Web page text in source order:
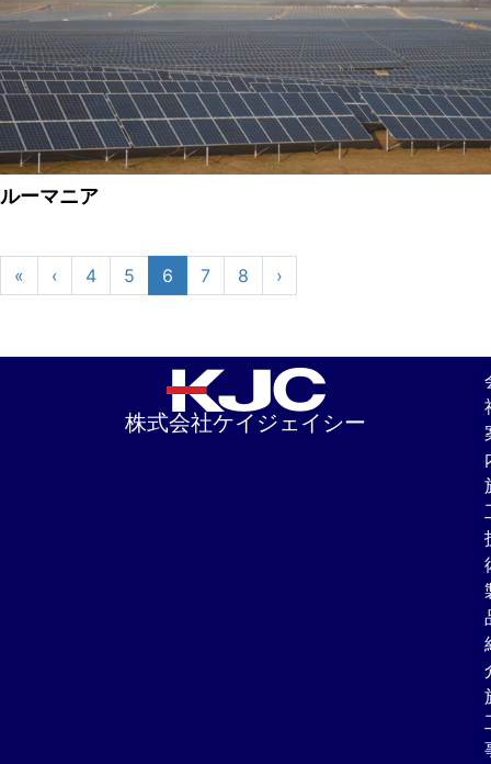
ルーマニア
« ‹ 4 5 6 7 8 ›
株式会社ケイジェイシー